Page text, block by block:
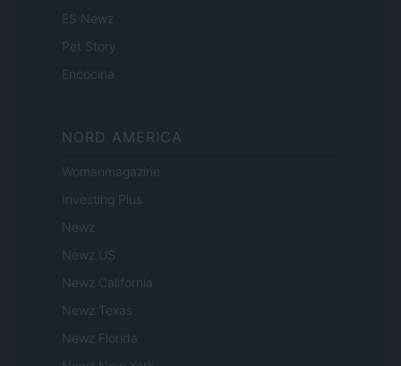
ES Newz
Pet Story
Encocina
NORD AMERICA
Womanmagazine
Investing Plus
Newz
Newz US
Newz California
Newz Texas
Newz Florida